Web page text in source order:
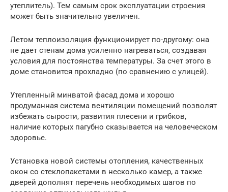
утеплитель). Тем самым срок эксплуатации строения
может быть значительно увеличен.
Летом теплоизоляция функционирует по-другому: она
не дает стенам дома усиленно нагреваться, создавая
условия для постоянства температуры. За счет этого в
доме становится прохладно (по сравнению с улицей).
Утепленный минватой фасад дома и хорошо
продуманная система вентиляции помещений позволят
избежать сырости, развития плесени и грибков,
наличие которых пагубно сказывается на человеческом
здоровье.
Установка новой системы отопления, качественных
окон со стеклопакетами в несколько камер, а также
дверей дополнят перечень необходимых шагов по